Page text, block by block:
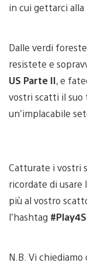
in cui gettarci alla
Dalle verdi
resistete e
US Parte II, e
vostri scatti il suo
un’implacabile
Catturate i vostri
ricordate di usare
più al vostro
l’hashtag
N.B. Vi